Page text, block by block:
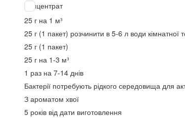
Концентрат
25 г на 1 м³
25 г (1 пакет) розчинити в 5-6 л води
25 г (1 пакет)
25 г на 1-3 м³
1 раз на 7-14 днів
Бактерії потребують рідкого середовища для
З ароматом хвої
5 років від дати виготовлення